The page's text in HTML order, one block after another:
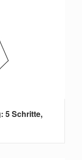
5 Schritte,